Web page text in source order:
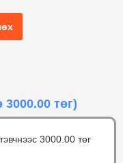
3000.00 төг)
3000.00 төг